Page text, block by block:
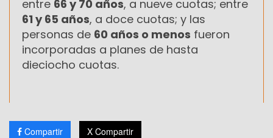
entre 66 y 70 años, a nueve cuotas; entre
61 y 65 años, a doce cuotas; y las
personas de 60 años o menos fueron
incorporadas a planes de hasta
dieciocho cuotas.
Compartir X Compartir